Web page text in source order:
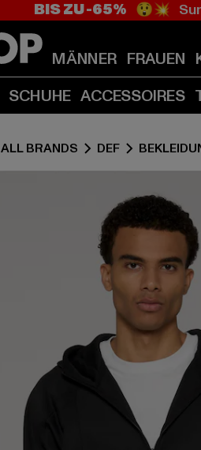
BIS ZU -65% 😲💥
MÄNNER FRAUEN
SCHUHE ACCESSOIRES
ALL BRANDS DEF